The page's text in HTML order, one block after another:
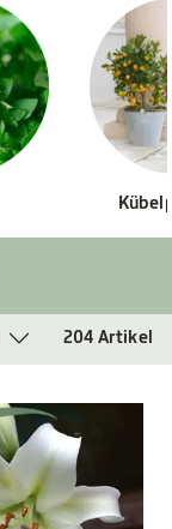
204 Artikel